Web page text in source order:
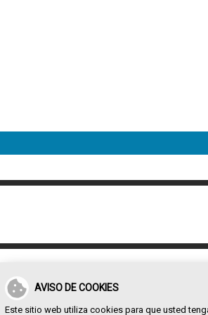
AVISO DE COOKIES
Este sitio web utiliza cookies para que usted